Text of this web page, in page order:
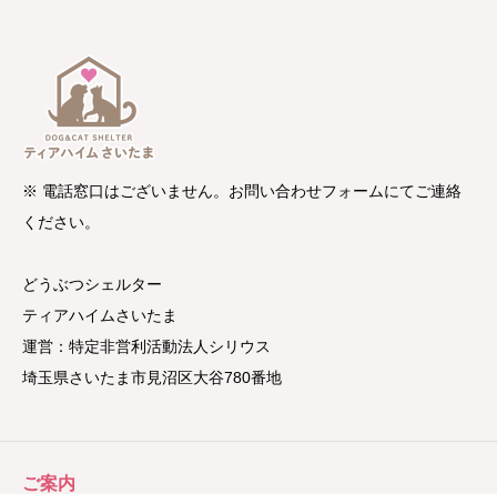
※ 電話窓口はございません。お問い合わせフォームにてご連絡
ください。
どうぶつシェルター
ティアハイムさいたま
運営：特定非営利活動法人シリウス
埼玉県さいたま市見沼区大谷780番地
ご案内